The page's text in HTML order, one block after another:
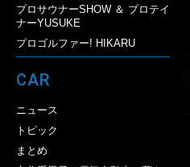
プロサウナーSHOW ＆ プロテイ
ナーYUSUKE
プロゴルファー! HIKARU
CAR
ニュース
トピック
まとめ